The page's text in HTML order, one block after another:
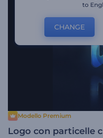
Modello Premium
Logo con particelle
to
CHANGE